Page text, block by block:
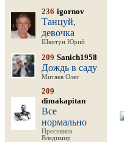
236 igornov
Танцуй,
девочка
Шкитун Юрий
209 Sanich1958
Дождь в саду
Митяев Олег
209
dimakapitan
Все
нормально
Пресняков
Владимир